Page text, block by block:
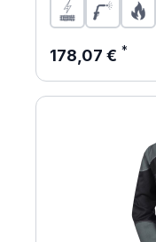
Regulärer Preis:
178,07 €